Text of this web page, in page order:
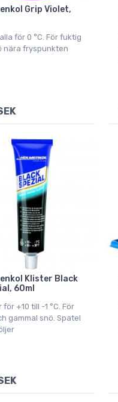
Grip Violet,
för 0 °C. För fuktig
nära fryspunkten
Klister Black
60ml
för +10 till -1 °C. För
gammal snö. Spatel